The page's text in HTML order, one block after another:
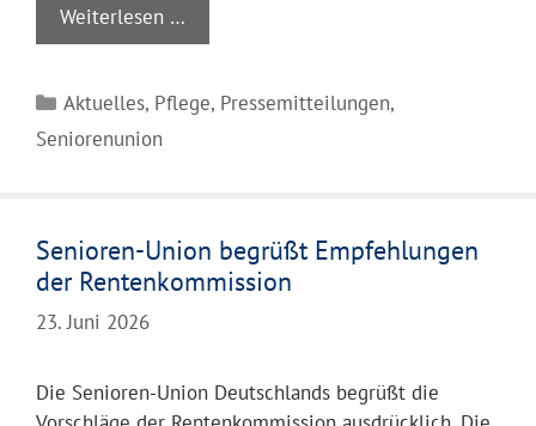
Weiterlesen …
Kategorien
Aktuelles, Pflege, Pressemitteilungen,
Seniorenunion
Senioren-Union begrüßt Empfehlungen
der Rentenkommission
23. Juni 2026
Die Senioren-Union Deutschlands begrüßt die